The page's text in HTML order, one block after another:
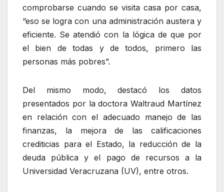
comprobarse cuando se visita casa por casa,
“eso se logra con una administración austera y
eficiente. Se atendió con la lógica de que por
el bien de todas y de todos, primero las
personas más pobres”.
Del mismo modo, destacó los datos
presentados por la doctora Waltraud Martínez
en relación con el adecuado manejo de las
finanzas, la mejora de las calificaciones
crediticias para el Estado, la reducción de la
deuda pública y el pago de recursos a la
Universidad Veracruzana (UV), entre otros.